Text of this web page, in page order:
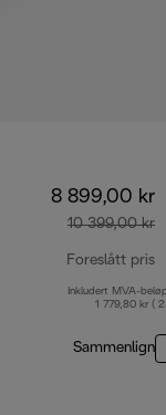
8 899,00 kr
10 399,00 kr
Foreslått pris
Inkludert MVA-
1 779,80 kr (
Sammenlign